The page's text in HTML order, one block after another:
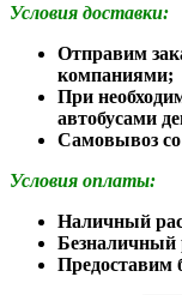
Условия доставки:
Отправим
компаниями;
При
автобусами
Самовывоз со
Условия оплаты:
Наличный
Безналичный
Предоставим